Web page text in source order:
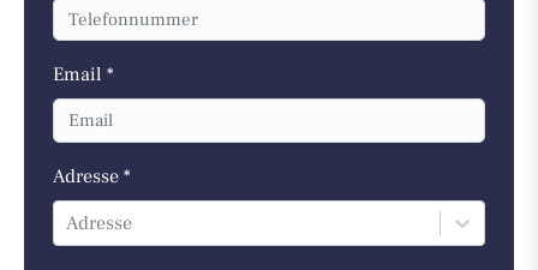
Email *
Adresse *
Adresse